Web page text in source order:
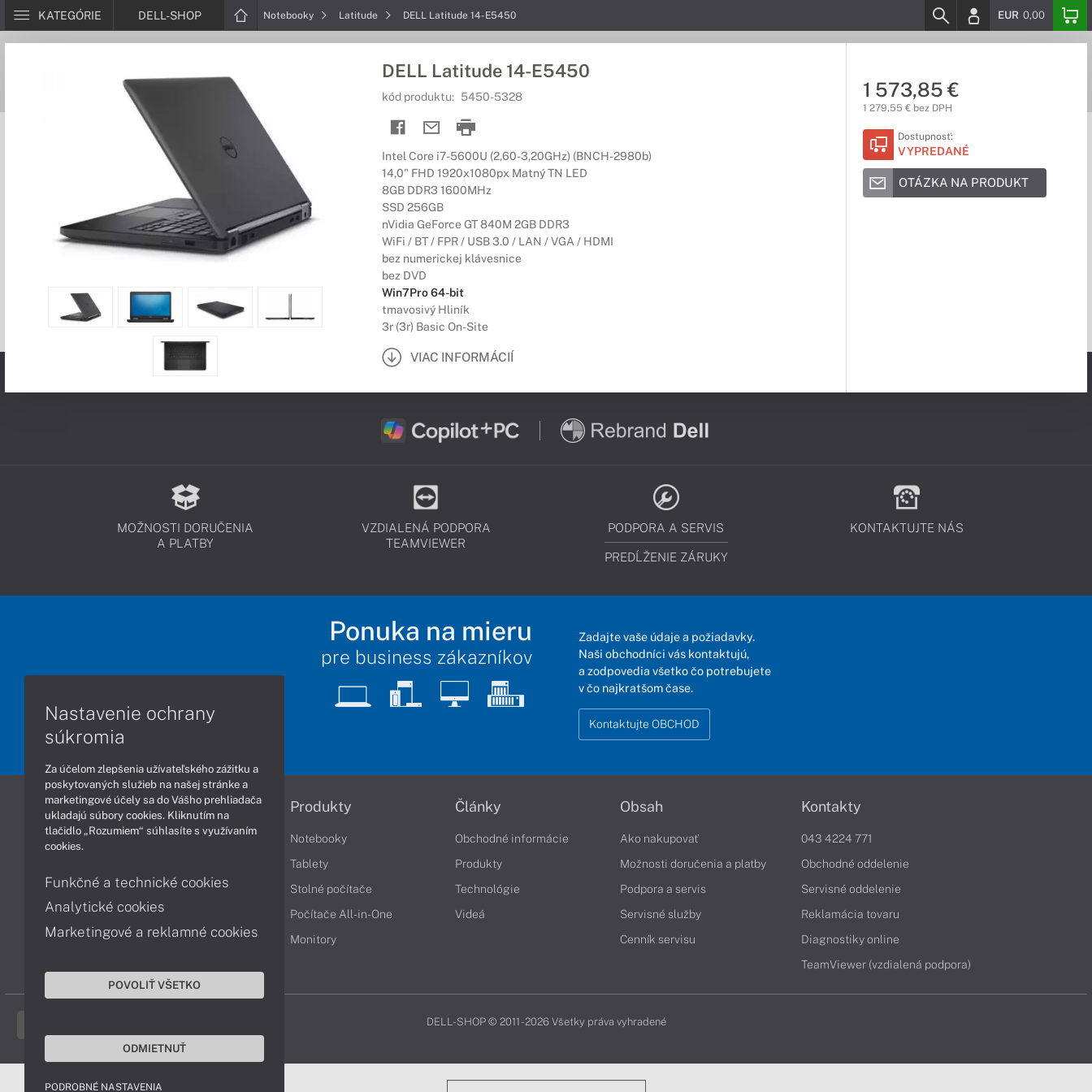
KATEGÓRIE DELL-SHOP Notebooky Latitude DELL Latitude 14-E5450 EUR 0,00
DELL Latitude 14-E5450
kód produktu: 5450-5328
Intel Core i7-5600U (2,60-3,20GHz) (BNCH-2980b)
14,0" FHD 1920x1080px Matný TN LED
8GB DDR3 1600MHz
SSD 256GB
nVidia GeForce GT 840M 2GB DDR3
WiFi / BT / FPR / USB 3.0 / LAN / VGA / HDMI
bez numerickej klávesnice
bez DVD
Win7Pro 64-bit
tmavosivý Hliník
3r (3r) Basic On-Site
VIAC INFORMÁCIÍ
1 573,85 €
1 279,55 € bez DPH
Dostupnosť:
VYPREDANÉ
OTÁZKA NA PRODUKT
MOŽNOSTI DORUČENIA
A PLATBY
VZDIALENÁ PODPORA
TEAMVIEWER
PODPORA A SERVIS
PREDĹŽENIE ZÁRUKY
KONTAKTUJTE NÁS
Ponuka na mieru
pre business zákazníkov
Zadajte vaše údaje a požiadavky.
Naši obchodníci vás kontaktujú,
a zodpovedia všetko čo potrebujete
v čo najkratšom čase.
Kontaktujte OBCHOD
Informácie
Obchodné podmienky
Ochrana osobných údajov
Vrátenie tovaru
Vyhlásenie o prístupnosti
Produkty
Notebooky
Tablety
Stolné počítače
Počítače All-in-One
Monitory
Články
Obchodné informácie
Produkty
Technológie
Videá
Obsah
Ako nakupovať
Možnosti doručenia a platby
Podpora a servis
Servisné služby
Cenník servisu
Kontakty
043 4224 771
Obchodné oddelenie
Servisné oddelenie
Reklamácia tovaru
Diagnostiky online
TeamViewer (vzdialená podpora)
DELL-SHOP © 2011 - 2026 Všetky práva vyhradené
Nastavenie ochrany
súkromia
Za účelom zlepšenia užívateľského zážitku a
poskytovaných služieb na našej stránke a
marketingové účely sa do Vášho prehliadača
ukladajú súbory cookies. Kliknutím na
tlačidlo „Rozumiem“ súhlasíte s využívaním
cookies.
Funkčné a technické cookies
Analytické cookies
Marketingové a reklamné cookies
POVOLIŤ VŠETKO
ODMIETNUŤ
PODROBNÉ NASTAVENIA